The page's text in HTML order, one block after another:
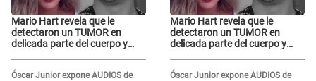
Mario Hart revela que le
detectaron un TUMOR en
delicada parte del cuerpo y
Óscar Junior expone AUDIOS de
Mario Hart revela que le
detectaron un TUMOR en
delicada parte del cuerpo y
Óscar Junior expone AUDIOS de